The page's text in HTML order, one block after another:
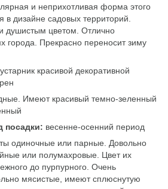
и неприхотливая форма этого
в дизайне садовых территорий.
душистым цветом. Отлично
города. Прекрасно переносит зиму
красивой декоративной
Имеют красивый темно-зеленный
посадки: весенне-осенний период
одиночные или парные. Довольно
или полумахровые. Цвет их
до пурпурного. Очень
мясистые, имеют сплюснутую